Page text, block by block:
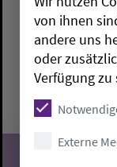
Varel:
Freitag,
Altenheim
von ihnen
andere uns
oder
Verfügung
Externe